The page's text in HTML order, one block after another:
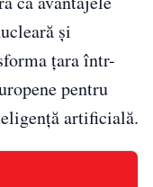
și
țara într-
pentru
artificială.